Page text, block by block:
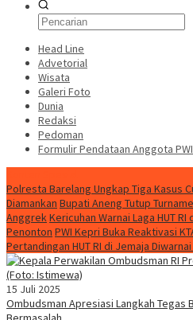
Head Line
Advetorial
Wisata
Galeri Foto
Dunia
Redaksi
Pedoman
Formulir Pendataan Anggota
Polresta Barelang Ungkap Tiga Kasus
Diamankan Bupati Aneng Tutup
AnggrekKericuhan Warnai Laga HUT
Penonton PWI Kepri Buka Reaktivasi
Pertandingan HUT RI di Jemaja
15 Juli 2025
Ombudsman Apresiasi Langkah Tegas